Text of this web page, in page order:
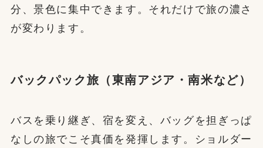
分、景色に集中できます。それだけで旅の濃さ
が変わります。
バックパック旅（東南アジア・南米など）
バスを乗り継ぎ、宿を変え、バッグを担ぎっぱ
なしの旅でこそ真価を発揮します。ショルダー